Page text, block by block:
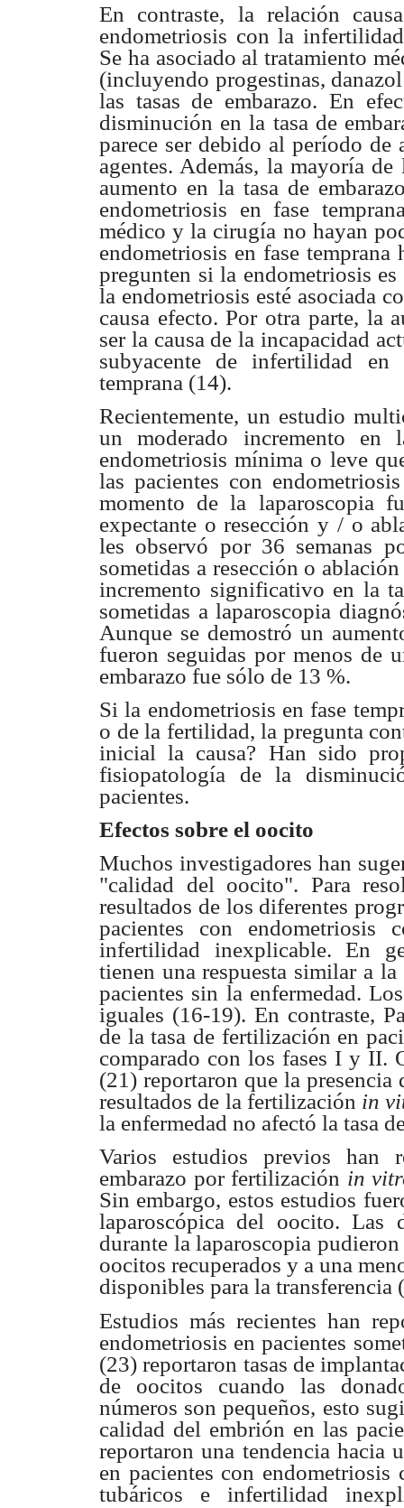
En contraste, la relación
endometriosis con la
Se ha asociado al tratamiento
(incluyendo progestinas,
las tasas de embarazo. En
disminución en la tasa de
parece ser debido al período de
agentes. Además, la mayoría
aumento en la tasa de
endometriosis en fase
médico y la cirugía no hayan
endometriosis en fase temprana
pregunten si la endometriosis
la endometriosis esté asociada
causa efecto. Por otra parte, la
ser la causa de la incapacidad
subyacente de infertilidad
temprana (14).
Recientemente, un estudio
un moderado incremento en
endometriosis mínima o leve
las pacientes con
momento de la laparoscopia
expectante o resección y / o
les observó por 36 semanas
sometidas a resección o
incremento significativo en la
sometidas a laparoscopia
Aunque se demostró un
fueron seguidas por menos de
embarazo fue sólo de 13 %.
Si la endometriosis en fase
o de la fertilidad, la pregunta
inicial la causa? Han sido
fisiopatología de la
pacientes.
Efectos sobre el oocito
Muchos investigadores han
"calidad del oocito". Para
resultados de los diferentes
pacientes con endometriosis
infertilidad inexplicable. En
tienen una respuesta similar a la
pacientes sin la enfermedad.
iguales (16-19). En contraste,
de la tasa de fertilización en
comparado con los fases I y II.
(21) reportaron que la presencia
resultados de la fertilización in
la enfermedad no afectó la tasa
Varios estudios previos han
embarazo por fertilización in
Sin embargo, estos estudios
laparoscópica del oocito. Las
durante lalaparoscopia
oocitos recuperados y a una
disponibles para la transferencia
Estudios más recientes han
endometriosis en pacientes
(23)reportaron tasas de
de oocitos cuando las
números sonpequeños, esto
calidad del embrión en las
reportaron una tendencia hacia
en pacientes con endometriosis
tubáricos e infertilidad